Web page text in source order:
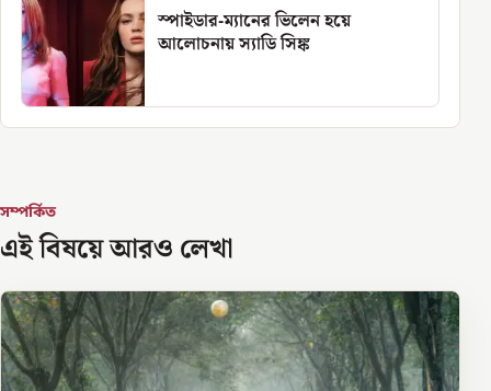
স্পাইডার-ম্যানের ভিলেন হয়ে
আলোচনায় স্যাডি সিঙ্ক
সম্পর্কিত
এই বিষয়ে আরও লেখা